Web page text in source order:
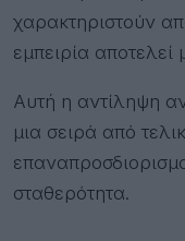
χαρακτηριστούν
εμπειρία
Αυτή η αντίληψη
μια σειρά από
σταθερότητα.